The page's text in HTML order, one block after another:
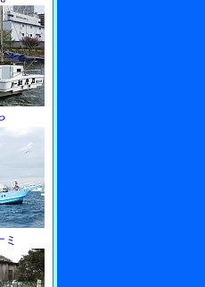
ミ